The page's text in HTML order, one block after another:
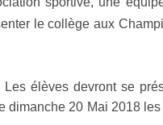
le collège aux
Les élèves devront se
dimanche 20 Mai 2018